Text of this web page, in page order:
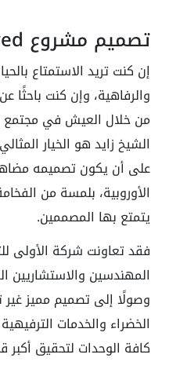
تصميم مشروع Dahya New Zayed
إن كنت تريد الاستمتاع
والرفاهية، وإن كنت
من خلال العيش في مجتمع
الشيخ زايد هو الخيار
على أن يكون تصميمه
الأوروبية، بلمسة من
يتمتع بها المصممين.
فقد تعاونت شركة الأولى
المهندسين والاستشاريين
وصولًا إلى تصميم مميز غير
الخضراء والخدمات
كافة الوحدات لتحقيق أكبر